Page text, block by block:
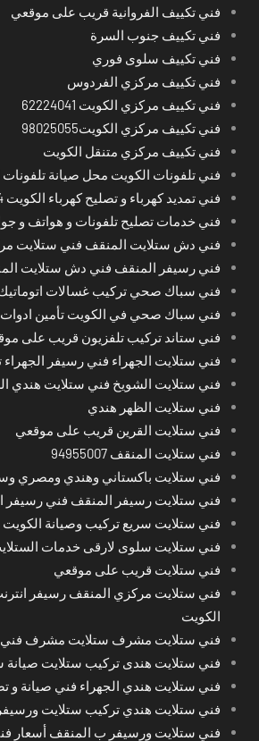
فني تكييف الفروانية قريب على موقعي
فني تكييف جنوب السرة
فني تكييف سلوى فوري
فني تكييف مركزي الفردوس
فني تكييف مركزي الكويت 62224041
فني تكييف مركزي الكويت98025055
فني تكييف مركزي متنقل الكويت
فني تلفونات الكويت محل صيانة تلفونات
فني تمديد كهرباء و تصليح كهرباء الكويت 24 ساعة
فني خدمات تصليح تلفونات و هواتف و
فني دش ستلايت المنقف فني ستلايت
فني رسيفر المنقف فني دش ستلايت
فني سباك صحي تركيب غسالات
فني سباك صحي في الكويت تأمين
فني ستاند تركيب تلفزيون قريب على
فني ستلايت الجهراء فني رسيفر
فني ستلايت الشويخ فني ستلايت هندي
فني ستلايت الظهر هندي
فني ستلايت القرين قريب على موقعي
فني ستلايت المنقف 94955007
فني ستلايت باكستاني وهندي ومصري
فني ستلايت رسيفر المنقف فني رسيفر
فني ستلايت سريع تركيب وصيانة الكويت
فني ستلايت سلوى لارقى خدمات
فني ستلايت قريب على موقعي
الكويت
فني ستلايت مشرف ستلايت مشرف
فني ستلايت هندى تركيب ستلايت صيانة
فني ستلايت هندي الجهراء فني صيانة و
فني ستلايت هندي تركيب ستلايت
فني ستلايت ورسيفر ب المنقف أسعار